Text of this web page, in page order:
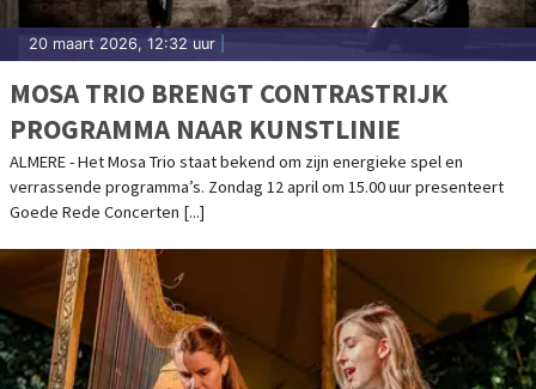
20 maart 2026, 12:32 uur
MOSA TRIO BRENGT CONTRASTRIJK
PROGRAMMA NAAR KUNSTLINIE
ALMERE - Het Mosa Trio staat bekend om zijn energieke spel en
verrassende programma’s. Zondag 12 april om 15.00 uur presenteert
Goede Rede Concerten [...]